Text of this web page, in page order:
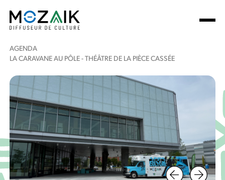
AGENDA
LA CARAVANE AU PÔLE - THÉÂTRE DE LA PIÈCE CASSÉE